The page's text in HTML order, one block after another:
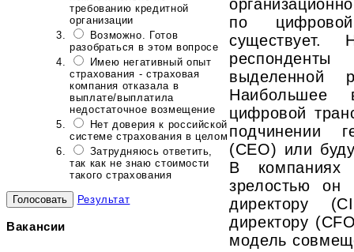
требованию кредитной
организации
Возможно. Готов
разобраться в этом вопросе
Имею негативный опыт
страхования - страховая
компания отказала в
выплате/выплатила
недостаточное возмещение
Нет доверия к российской
системе страхования в целом
Затрудняюсь ответить,
так как не знаю стоимости
такого страхования
Результат
Вакансии
по
существует.
выделенной
Наибольшее
цифровой
подчинении
(СЕО) или
В
зрелостью он
директору
директору
модель